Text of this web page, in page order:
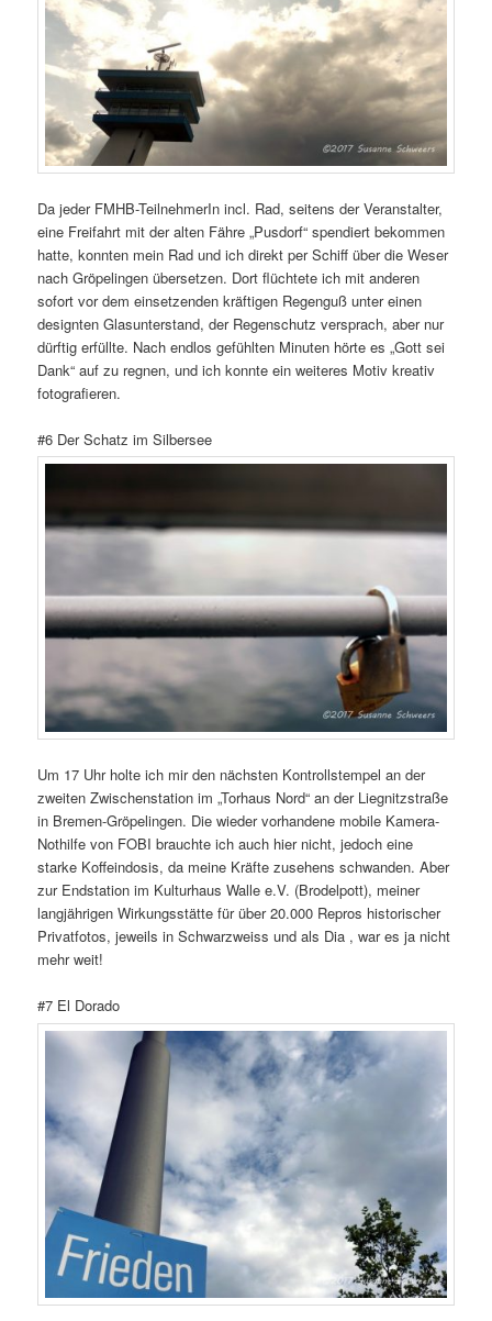
Da jeder FMHB-TeilnehmerIn incl. Rad, seitens der Veranstalter,
eine Freifahrt mit der alten Fähre „Pusdorf“ spendiert bekommen
hatte, konnten mein Rad und ich direkt per Schiff über die Weser
nach Gröpelingen übersetzen. Dort flüchtete ich mit anderen
sofort vor dem einsetzenden kräftigen Regenguß unter einen
designten Glasunterstand, der Regenschutz versprach, aber nur
dürftig erfüllte. Nach endlos gefühlten Minuten hörte es „Gott sei
Dank“ auf zu regnen, und ich konnte ein weiteres Motiv kreativ
fotografieren.
#6 Der Schatz im Silbersee
Um 17 Uhr holte ich mir den nächsten Kontrollstempel an der
zweiten Zwischenstation im „Torhaus Nord“ an der Liegnitzstraße
in Bremen-Gröpelingen. Die wieder vorhandene mobile Kamera-
Nothilfe von FOBI brauchte ich auch hier nicht, jedoch eine
starke Koffeindosis, da meine Kräfte zusehens schwanden. Aber
zur Endstation im Kulturhaus Walle e.V. (Brodelpott), meiner
langjährigen Wirkungsstätte für über 20.000 Repros historischer
Privatfotos, jeweils in Schwarzweiss und als Dia , war es ja nicht
mehr weit!
#7 El Dorado